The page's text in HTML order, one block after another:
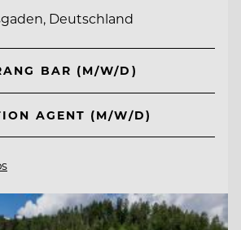
Deutschland
BAR (M/W/D)
AGENT (M/W/D)